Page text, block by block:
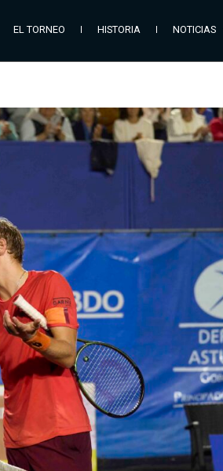
EL TORNEO HISTORIA NOTICIAS